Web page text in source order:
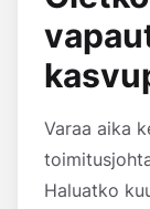
Varaa aika
Haluatko